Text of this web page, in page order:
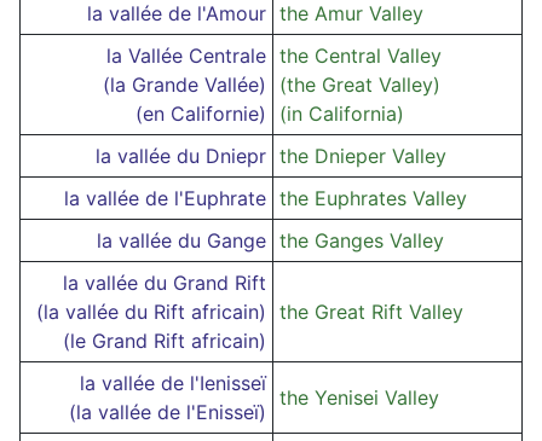
la vallée de l'Amour the Amur Valley
la Vallée Centrale
(la Grande Vallée)
(en Californie)
the Central Valley
(the Great Valley)
(in California)
la vallée du Dniepr the Dnieper Valley
la vallée de l'Euphrate the Euphrates Valley
la vallée du Gange the Ganges Valley
la vallée du Grand Rift
(la vallée du Rift africain)
(le Grand Rift africain)
the Great Rift Valley
la vallée de l'Ienisseï
(la vallée de l'Enisseï)
the Yenisei Valley